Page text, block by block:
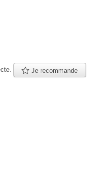
Je recommande